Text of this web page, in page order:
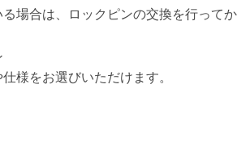
場合は、ロックピンの交換を行ってか
様をお選びいただけます。